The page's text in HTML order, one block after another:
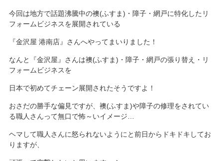
今回は地方で話題沸騰中の襖(ふすま)・障子・網戸に特化したリ
フォームビジネスを展開されている
『金沢屋 港南店』さんへやってまいりました！
なんと『金沢屋』さんは襖(ふすま)・障子・網戸の張り替え・リ
フォームビジネスを
日本で初めてチェーン展開されたそうですよ！
おさだの勝手な偏見ですが、襖(ふすま)や障子の修理をされてい
る職人さんって無口で怖～いイメージ…
ヘマして職人さんに怒られないようにと前日からドキドキしてお
りますが、